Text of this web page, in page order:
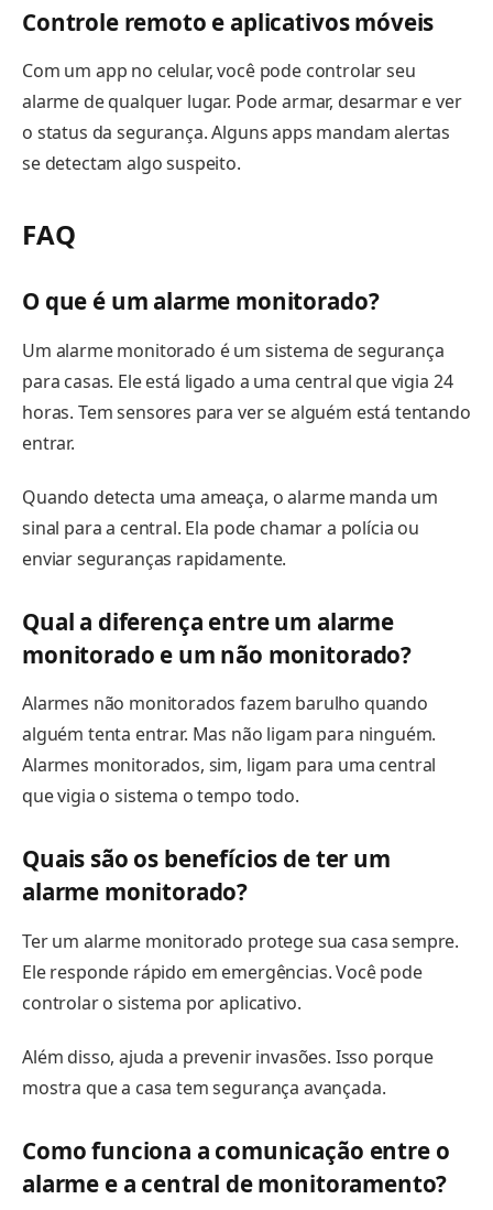
Controle remoto e aplicativos móveis
Com um app no celular, você pode controlar seu
alarme de qualquer lugar. Pode armar, desarmar e ver
o status da segurança. Alguns apps mandam alertas
se detectam algo suspeito.
FAQ
O que é um alarme monitorado?
Um alarme monitorado é um sistema de segurança
para casas. Ele está ligado a uma central que vigia 24
horas. Tem sensores para ver se alguém está tentando
entrar.
Quando detecta uma ameaça, o alarme manda um
sinal para a central. Ela pode chamar a polícia ou
enviar seguranças rapidamente.
Qual a diferença entre um alarme
monitorado e um não monitorado?
Alarmes não monitorados fazem barulho quando
alguém tenta entrar. Mas não ligam para ninguém.
Alarmes monitorados, sim, ligam para uma central
que vigia o sistema o tempo todo.
Quais são os benefícios de ter um
alarme monitorado?
Ter um alarme monitorado protege sua casa sempre.
Ele responde rápido em emergências. Você pode
controlar o sistema por aplicativo.
Além disso, ajuda a prevenir invasões. Isso porque
mostra que a casa tem segurança avançada.
Como funciona a comunicação entre o
alarme e a central de monitoramento?